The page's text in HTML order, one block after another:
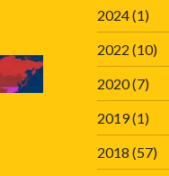
2024(1)
2022 (10)
2020(7)
2019(1)
2018 (57)